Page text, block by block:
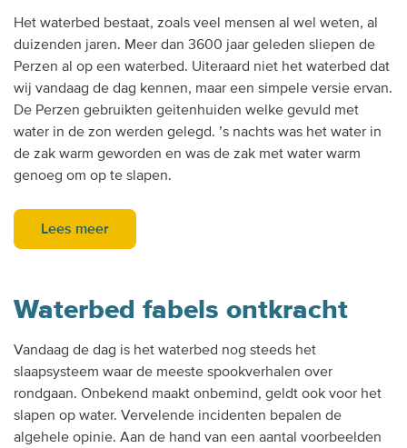
Het waterbed bestaat, zoals veel mensen al wel weten, al
duizenden jaren. Meer dan 3600 jaar geleden sliepen de
Perzen al op een waterbed. Uiteraard niet het waterbed dat
wij vandaag de dag kennen, maar een simpele versie ervan.
De Perzen gebruikten geitenhuiden welke gevuld met
water in de zon werden gelegd. ’s nachts was het water in
de zak warm geworden en was de zak met water warm
genoeg om op te slapen.
Lees meer
Waterbed fabels ontkracht
Vandaag de dag is het waterbed nog steeds het
slaapsysteem waar de meeste spookverhalen over
rondgaan. Onbekend maakt onbemind, geldt ook voor het
slapen op water. Vervelende incidenten bepalen de
algehele opinie. Aan de hand van een aantal voorbeelden